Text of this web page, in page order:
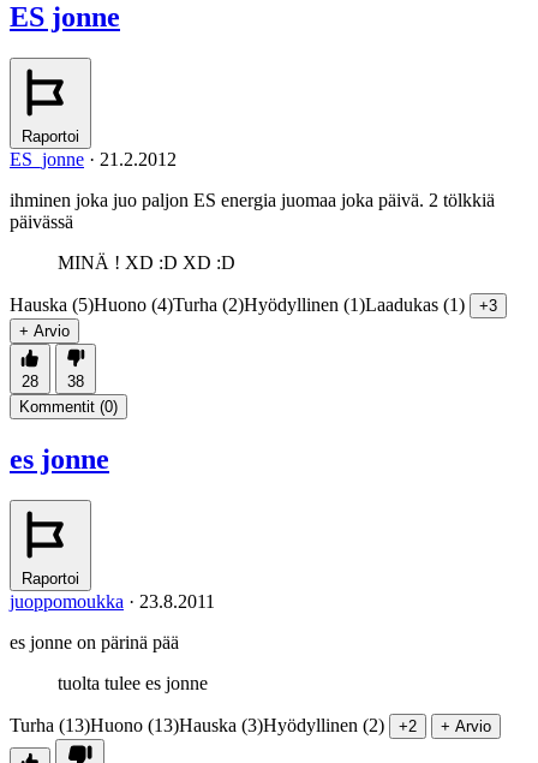
ES jonne
Raportoi
ES_jonne · 21.2.2012
ihminen joka juo paljon ES energia juomaa joka päivä. 2 tölkkiä
päivässä
MINÄ ! XD :D XD :D
Hauska (5)Huono (4)Turha (2)Hyödyllinen (1)Laadukas (1)
+3
+ Arvio
28
38
Kommentit (0)
es jonne
Raportoi
juoppomoukka · 23.8.2011
es jonne on pärinä pää
tuolta tulee es jonne
Turha (13)Huono (13)Hauska (3)Hyödyllinen (2) +2 + Arvio